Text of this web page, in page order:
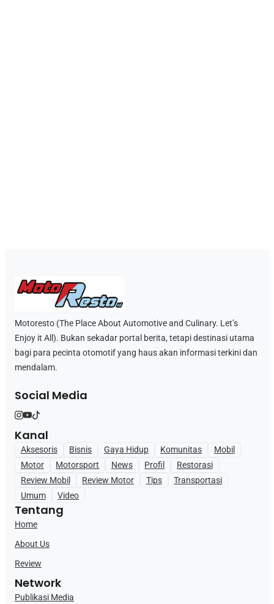
Motoresto (The Place About Automotive and Culinary. Let’s
Enjoy it All). Bukan sekadar portal berita, tetapi destinasi utama
bagi para pecinta otomotif yang haus akan informasi terkini dan
mendalam.
Social Media
Kanal
Aksesoris Bisnis Gaya Hidup Komunitas
Mobil
Motor
Motorsport News Profil
Restorasi
Review Mobil
Review Motor Tips
Transportasi
Umum
Video
Tentang
Home
About Us
Review
Network
Publikasi Media